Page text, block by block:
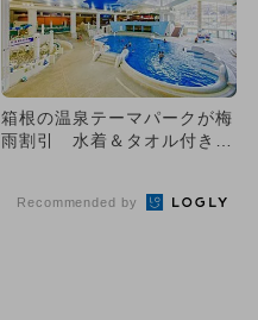
箱根の温泉テーマパークが梅
雨割引 水着＆タオル付きで
Recommended by